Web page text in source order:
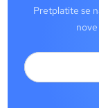
Pretplatite se